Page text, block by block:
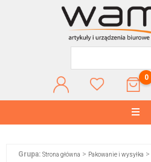
0
Grupa: Strona główna > Pakowanie i wysyłka >